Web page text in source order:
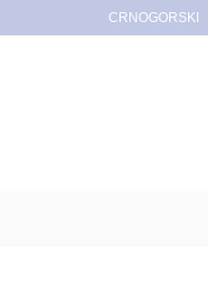
CRNOGORSKI